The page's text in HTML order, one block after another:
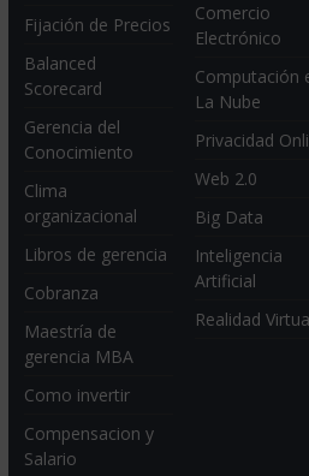
Fijación de Precios
Balanced
Scorecard
Gerencia del
Conocimiento
Clima
organizacional
Libros de gerencia
Cobranza
Maestría de
gerencia MBA
Como invertir
Compensacion y
Salario
Comercio
Electrónico
Computación
La Nube
Privacidad
Web 2.0
Big Data
Inteligencia
Artificial
Realidad